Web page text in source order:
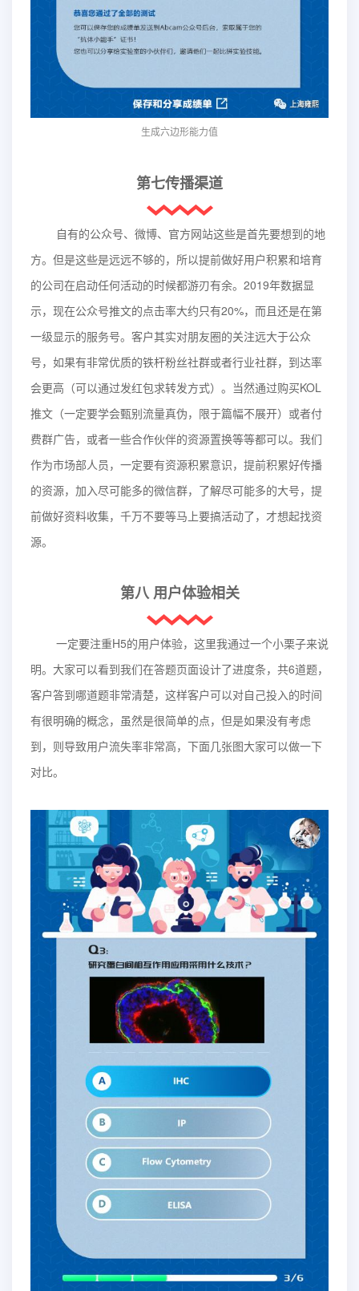
生成六边形能力值
第七传播渠道
自有的公众号、微博、官方网站这些是首先要想到的地
方。但是这些是远远不够的，所以提前做好用户积累和培育
的公司在启动任何活动的时候都游刃有余。2019年数据显
示，现在公众号推文的点击率大约只有20%，而且还是在第
一级显示的服务号。客户其实对朋友圈的关注远大于公众
号，如果有非常优质的铁杆粉丝社群或者行业社群，到达率
会更高（可以通过发红包求转发方式）。当然通过购买KOL
推文（一定要学会甄别流量真伪，限于篇幅不展开）或者付
费群广告，或者一些合作伙伴的资源置换等等都可以。我们
作为市场部人员，一定要有资源积累意识，提前积累好传播
的资源，加入尽可能多的微信群，了解尽可能多的大号，提
前做好资料收集，千万不要等马上要搞活动了，才想起找资
源。
第八 用户体验相关
一定要注重H5的用户体验，这里我通过一个小栗子来说
明。大家可以看到我们在答题页面设计了进度条，共6道题，
客户答到哪道题非常清楚，这样客户可以对自己投入的时间
有很明确的概念，虽然是很简单的点，但是如果没有考虑
到，则导致用户流失率非常高，下面几张图大家可以做一下
对比。